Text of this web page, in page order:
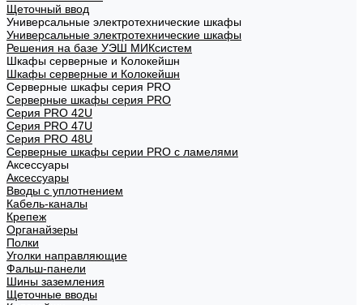
Щеточный ввод
Универсальные электротехнические шкафы
Универсальные электротехнические шкафы
Решения на базе УЭШ МИКсистем
Шкафы серверные и Колокейшн
Шкафы серверные и Колокейшн
Серверные шкафы серия PRO
Серверные шкафы серия PRO
Серия PRO 42U
Серия PRO 47U
Серия PRO 48U
Серверные шкафы серии PRO с ламелями
Аксессуары
Аксессуары
Вводы с уплотнением
Кабель-каналы
Крепеж
Органайзеры
Полки
Уголки направляющие
Фальш-панели
Шины заземления
Щеточные вводы